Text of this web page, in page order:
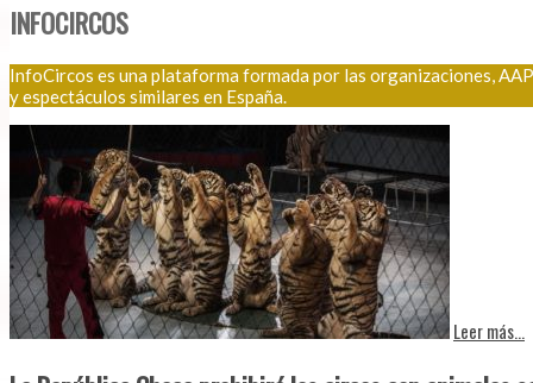
INFOCIRCOS
InfoCircos es una plataforma formada por las organizaciones,
y espectáculos similares en España.
Leer más...